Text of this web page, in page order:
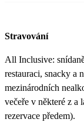
Stravování
All Inclusive:
restauraci, snacky a
mezinárodních
večeře v některé z a
rezervace předem).